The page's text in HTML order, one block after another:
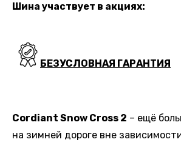
Шина участвует в акциях:
БЕЗУСЛОВНАЯ ГАРАНТИЯ
Cordiant Snow Cross 2 – ещё
на зимней дороге вне